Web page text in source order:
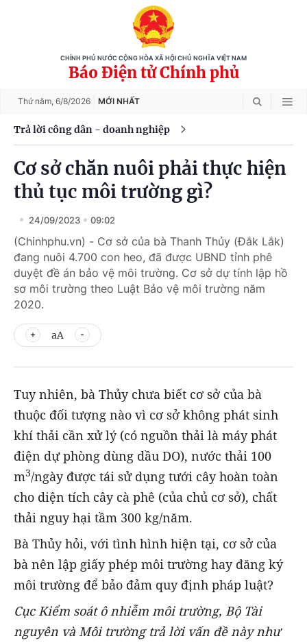
CHÍNH PHỦ NƯỚC CỘNG HÒA XÃ HỘI CHỦ NGHĨA VIỆT NAM
Báo Điện tử Chính phủ
Thứ năm, 6/8/2026 MỚI NHẤT
Trả lời công dân - doanh nghiệp
Cơ sở chăn nuôi phải thực hiện
thủ tục môi trường gì?
24/09/2023 09:02
(Chinhphu.vn) - Cơ sở của bà Thanh Thủy (Đắk Lắk)
đang nuôi 4.700 con heo, đã được UBND tỉnh phê
duyệt đề án bảo vệ môi trường. Cơ sở dự tính lập hồ
sơ môi trường theo Luật Bảo vệ môi trường năm
2020.
aA
Tuy nhiên, bà Thủy chưa biết cơ sở của bà
thuộc đối tượng nào vì cơ sở không phát sinh
khí thải cần xử lý (có nguồn thải là máy phát
điện dự phòng dùng dầu DO), nước thải 100
m3/ngày được tái sử dụng tưới cây hoàn toàn
cho diện tích cây cà phê (của chủ cơ sở), chất
thải nguy hại tầm 300 kg/năm.
Bà Thủy hỏi, với tình hình hiện tại, cơ sở của
bà nên lập giấy phép môi trường hay đăng ký
môi trường để bảo đảm quy định pháp luật?
Cục Kiểm soát ô nhiễm môi trường, Bộ Tài
nguyên và Môi trường trả lời vấn đề này như